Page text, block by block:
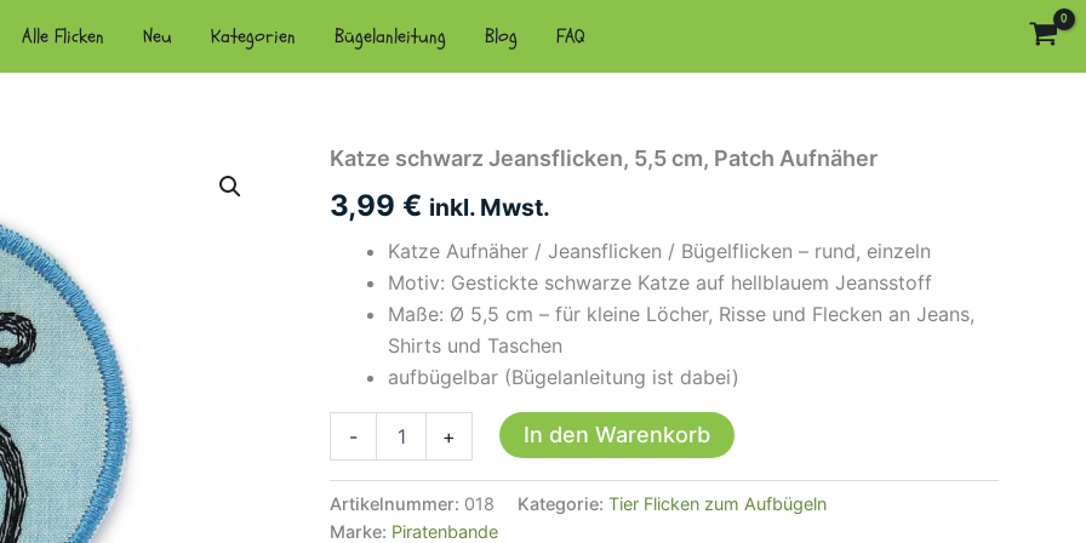
Alle Flicken Neu Kategorien Bügelanleitung Blog FAQ
Katze schwarz Jeansflicken, 5,5 cm, Patch Aufnäher
3,99 € inkl. Mwst.
Katze Aufnäher / Jeansflicken / Bügelflicken – rund, einzeln
Motiv: Gestickte schwarze Katze auf hellblauem Jeansstoff
Maße: Ø 5,5 cm – für kleine Löcher, Risse und Flecken an Jeans,
Shirts und Taschen
aufbügelbar (Bügelanleitung ist dabei)
-
5,5
+ In den Warenkorb
Artikelnummer: 018 Kategorie: Tier Flicken zum Aufbügeln
Marke: Piratenbande